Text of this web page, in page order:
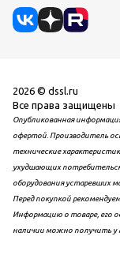
2026 © dssl.ru
Все права защищены
Опубликованная
офертой. Производитель
технические
ухудшающих
оборудования устаревших
Перед покупкой
Информацию о товаре, его
наличии можно получить у